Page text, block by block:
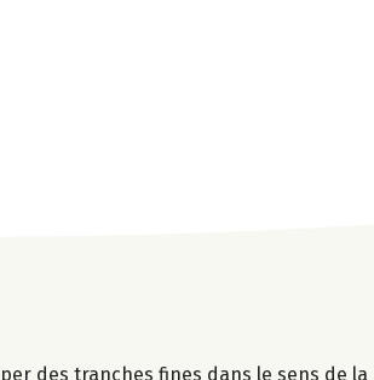
des tranches fines dans le sens de la